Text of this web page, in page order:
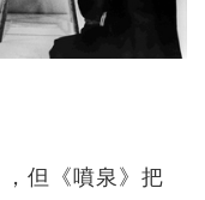
但《噴泉》把